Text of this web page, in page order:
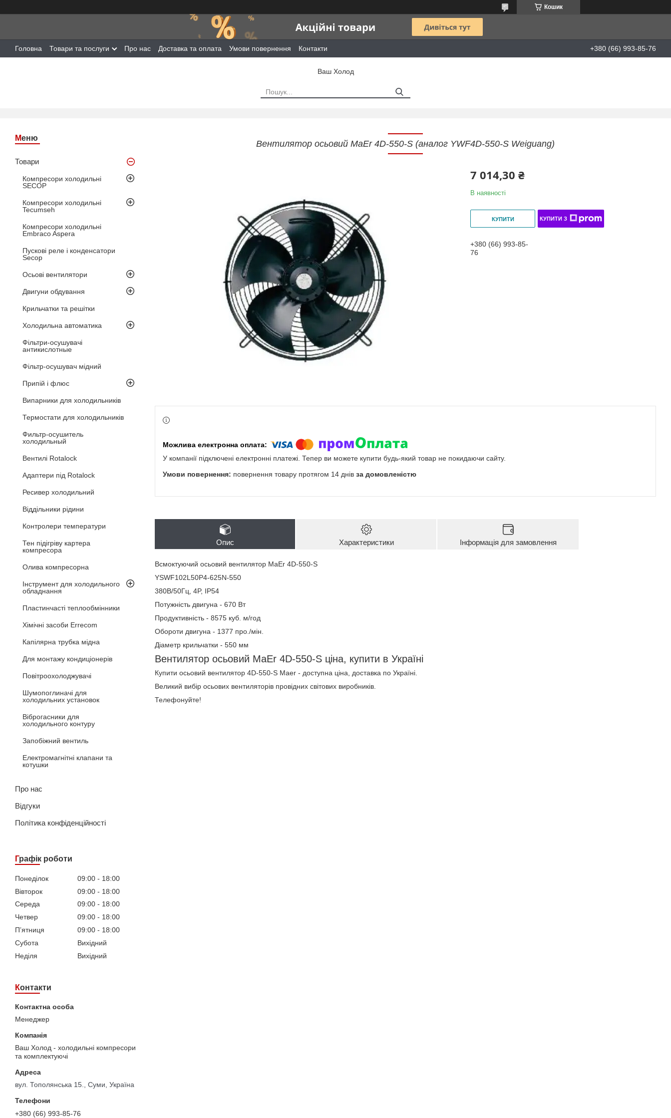
Кошик
Головна Товари та послуги Про нас Доставка та оплата Умови повернення Контакти +380 (66) 993-85-76
Ваш Холод
Товари
Компресори холодильні
SECOP
Компресори холодильні
Tecumseh
Компресори холодильні
Embraco Aspera
Пускові реле і конденсатори
Secop
Осьові вентилятори
Двигуни обдування
Крильчатки та решітки
Холодильна автоматика
Фільтри-осушувачі
антикислотные
Фільтр-осушувач мідний
Припій і флюс
Випарники для холодильників
Термостати для холодильників
Фильтр-осушитель
холодильный
Вентилі Rotalock
Адаптери під Rotalock
Ресивер холодильний
Віддільники рідини
Контролери температури
Тен підігріву картера
компресора
Олива компресорна
Інструмент для холодильного
обладнання
Пластинчасті теплообмінники
Хімічні засоби Errecom
Капілярна трубка мідна
Для монтажу кондиціонерів
Повітроохолоджувачі
Шумопоглиначі для
холодильних установок
Віброгасники для
холодильного контуру
Запобіжний вентиль
Електромагнітні клапани та
котушки
Про нас
Відгуки
Політика конфіденційності
Графік роботи
Понеділок 09:00
18:00
Вівторок
09:00
18:00
Середа
09:00
18:00
Четвер
09:00
18:00
Пʼятниця
09:00
18:00
Субота
Вихідний
Неділя
Вихідний
Контакти
Менеджер
Ваш Холод - холодильні компресори
та комплектуючі
вул. Тополянська 15., Суми, Україна
+380 (66) 993-85-76
Вентилятор осьовий MaEr 4D-550-S (аналог YWF4D-550-S Weiguang)
7 014,30 ₴
В наявності
КУПИТИ КУПИТИ З
+380 (66) 993-85-
76
У компанії підключені електронні платежі. Тепер ви можете купити будь-який товар не покидаючи сайту.
повернення товару протягом 14 днів за домовленістю
Опис Характеристики Інформація для замовлення
Всмоктуючий осьовий вентилятор MaEr 4D-550-S
YSWF102L50P4-625N-550
380В/50Гц, 4P, IP54
Потужність двигуна - 670 Вт
Продуктивність - 8575 куб. м/год
Обороти двигуна - 1377 про./мін.
Діаметр крильчатки - 550 мм
Вентилятор осьовий MaEr 4D-550-S ціна, купити в Україні
Купити осьовий вентилятор 4D-550-S Maer - доступна ціна, доставка по Україні.
Великий вибір осьових вентиляторів провідних світових виробників.
Телефонуйте!